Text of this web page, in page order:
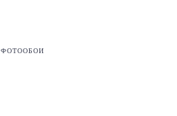
ФОТООБОИ